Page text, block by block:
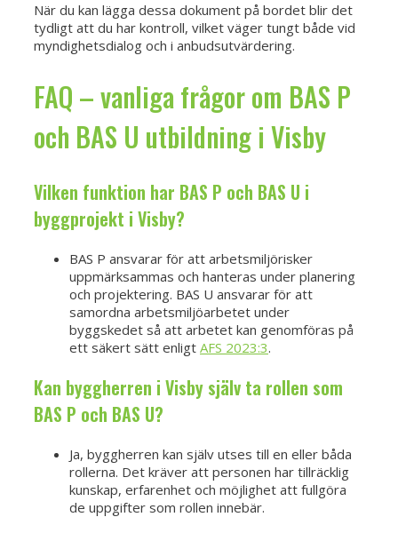
När du kan lägga dessa dokument på bordet blir det
tydligt att du har kontroll, vilket väger tungt både vid
myndighetsdialog och i anbudsutvärdering.
FAQ – vanliga frågor om BAS P
och BAS U utbildning i Visby
Vilken funktion har BAS P och BAS U i
byggprojekt i Visby?
BAS P ansvarar för att arbetsmiljörisker
uppmärksammas och hanteras under planering
och projektering. BAS U ansvarar för att
samordna arbetsmiljöarbetet under
byggskedet så att arbetet kan genomföras på
ett säkert sätt enligt AFS 2023:3.
Kan byggherren i Visby själv ta rollen som
BAS P och BAS U?
Ja, byggherren kan själv utses till en eller båda
rollerna. Det kräver att personen har tillräcklig
kunskap, erfarenhet och möjlighet att fullgöra
de uppgifter som rollen innebär.